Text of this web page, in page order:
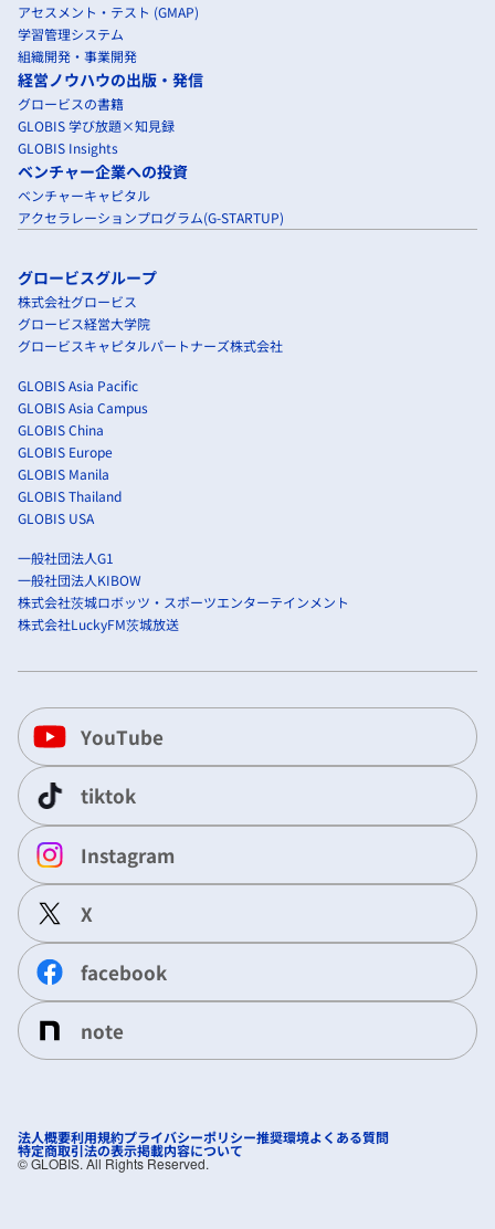
アセスメント・テスト (GMAP)
学習管理システム
組織開発・事業開発
経営ノウハウの出版・発信
グロービスの書籍
GLOBIS 学び放題×知見録
GLOBIS Insights
ベンチャー企業への投資
ベンチャーキャピタル
アクセラレーションプログラム(G-STARTUP)
グロービスグループ
株式会社グロービス
グロービス経営大学院
グロービスキャピタルパートナーズ株式会社
GLOBIS Asia Pacific
GLOBIS Asia Campus
GLOBIS China
GLOBIS Europe
GLOBIS Manila
GLOBIS Thailand
GLOBIS USA
一般社団法人G1
一般社団法人KIBOW
株式会社茨城ロボッツ・スポーツエンターテインメント
株式会社LuckyFM茨城放送
YouTube
tiktok
Instagram
X
facebook
note
法人概要利用規約プライバシーポリシー推奨環境よくある質問
特定商取引法の表示掲載内容について
©︎ GLOBIS. All Rights Reserved.